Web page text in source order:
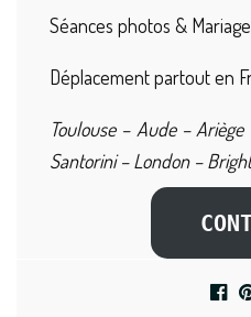
Séances photos &
Déplacement partout en
Toulouse – Aude –
Santorini – London –